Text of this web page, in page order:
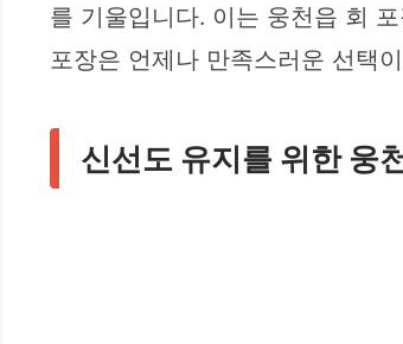
를 기울입니다. 이는 웅천읍 회
포장은 언제나 만족스러운 선택
신선도 유지를 위한 웅